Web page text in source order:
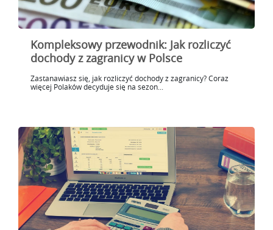
Kompleksowy przewodnik: Jak rozliczyć
dochody z zagranicy w Polsce
Zastanawiasz się, jak rozliczyć dochody z zagranicy? Coraz
więcej Polaków decyduje się na sezon...